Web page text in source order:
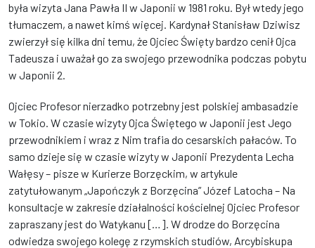
była wizyta Jana Pawła II w Japonii w 1981 roku. Był wtedy jego
tłumaczem, a nawet kimś więcej. Kardynał Stanisław Dziwisz
zwierzył się kilka dni temu, że Ojciec Święty bardzo cenił Ojca
Tadeusza i uważał go za swojego przewodnika podczas pobytu
w Japonii 2.
Ojciec Profesor nierzadko potrzebny jest polskiej ambasadzie
w Tokio. W czasie wizyty Ojca Świętego w Japonii jest Jego
przewodnikiem i wraz z Nim trafia do cesarskich pałaców. To
samo dzieje się w czasie wizyty w Japonii Prezydenta Lecha
Wałęsy – pisze w Kurierze Borzęckim, w artykule
zatytułowanym „Japończyk z Borzęcina” Józef Latocha – Na
konsultacje w zakresie działalności kościelnej Ojciec Profesor
zapraszany jest do Watykanu […]. W drodze do Borzęcina
odwiedza swojego kolegę z rzymskich studiów, Arcybiskupa